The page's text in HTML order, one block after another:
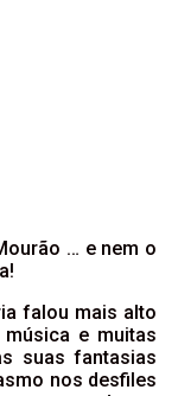
… e nem o
falou mais alto
e muitas
suas fantasias
nos desfiles